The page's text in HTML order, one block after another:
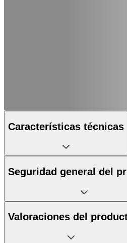
Características técnicas
Seguridad general del
Valoraciones del